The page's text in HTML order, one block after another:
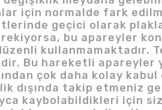
için normalde fark
geçici olarak
bu apareyler
Bu hareketli
çok daha kolay
dışında takip etmeniz
kaybolabildikleri için